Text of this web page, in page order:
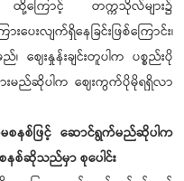
ထို့ကြောင့် တက္ကသိုလ်များ၌
ေးလျက်ရှိနေခြင်းဖြစ်ကြောင်း၊
ဈေးနှုန်းချင်းတူပါက ပစ္စည်းပို
းမည်ဆိုပါက ဈေးကွက်ပိုမိုရရှိလာ
နစ်ဖြင့် ဆောင်ရွက်မည်ဆိုပါက
နစ်ဆိုသည်မှာ စုပေါင်း